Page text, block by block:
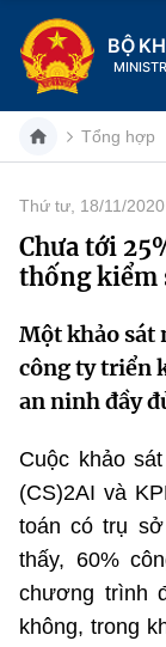
BỘ
Danh mục
Trang chủ
Giới thiệu
Chức năng
Cơ cấu tổ
Lịch sử phát
Sở Khoa học
Tin tức sự kiện
Khoa học và
Đổi mới sáng
Chuyển đổi
Bưu chính,
Dịch vụ công
Hệ thống văn
Văn bản
Văn bản chỉ
MST IOFFICE
THỐNG KÊ
Tổng hợp
Thứ tư, 18/11/
Chưa tới
thống kiểm
Một khảo sát
công ty triển
an ninh đầy
Cuộc khảo
(CS)2AI và
toán có trụ
thấy, 60%
chương trình
không, trong